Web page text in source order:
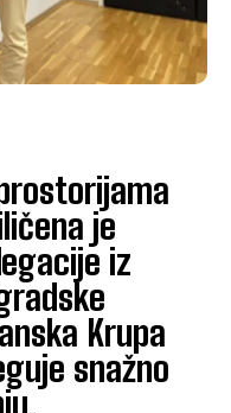
je
iz
Krupa
snažno